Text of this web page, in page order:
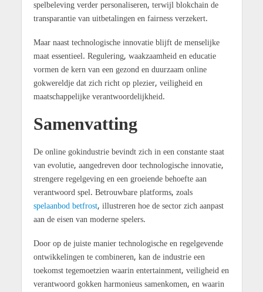
spelbeleving verder personaliseren, terwijl blokchain de
transparantie van uitbetalingen en fairness verzekert.
Maar naast technologische innovatie blijft de menselijke
maat essentieel. Regulering, waakzaamheid en educatie
vormen de kern van een gezond en duurzaam online
gokwereldje dat zich richt op plezier, veiligheid en
maatschappelijke verantwoordelijkheid.
Samenvatting
De online gokindustrie bevindt zich in een constante staat
van evolutie, aangedreven door technologische innovatie,
strengere regelgeving en een groeiende behoefte aan
verantwoord spel. Betrouwbare platforms, zoals
spelaanbod betfrost, illustreren hoe de sector zich aanpast
aan de eisen van moderne spelers.
Door op de juiste manier technologische en regelgevende
ontwikkelingen te combineren, kan de industrie een
toekomst tegemoetzien waarin entertainment, veiligheid en
verantwoord gokken harmonieus samenkomen, en waarin